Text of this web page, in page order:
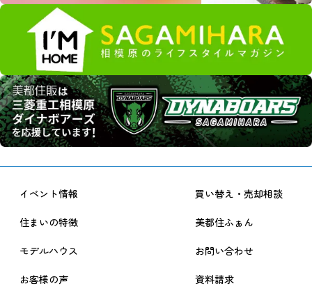
安全管理措置
取得した個人情報について、漏えい、滅失又はき損の防止等、
その管理のために必要かつ適切な安全管理措置を講じます。ま
た、取得した個人情報を取り扱う従業者や委託先（再委託先を
含みます）に対して、必要かつ適切な監督を行います。
プライバシーポリシーの改定について
当サイトにおけるプライバシーポリシーの改定につきまして
は、個人情報保護の観点から関係法令、各種通達や指導、社会
通念に鑑み内容の改善に努めてまいります。
のとさせていただきます。
【お問い合わせ窓口】
管理部：042-759-0310
改定履歴
イベント情報
住まいの特徴
モデルハウス
お客様の声
買い替え・売却相談
美都住ふぁん
お問い合わせ
資料請求